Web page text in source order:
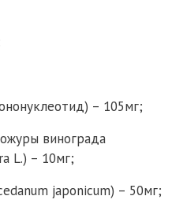
– 105мг;
винограда
L.) – 10мг;
japonicum) – 50мг;